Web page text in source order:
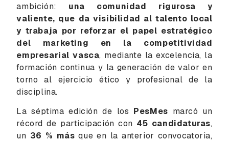
ambición: una comunidad rigurosa y
valiente, que da visibilidad al talento local
y trabaja por reforzar el papel estratégico
del marketing en la competitividad
empresarial vasca, mediante la excelencia, la
formación continua y la generación de valor en
torno al ejercicio ético y profesional de la
disciplina.
La séptima edición de los PesMes marcó un
récord de participación con 45 candidaturas,
un 36 % más que en la anterior convocatoria,